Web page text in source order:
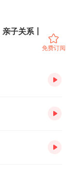
子关系丨
免费订阅